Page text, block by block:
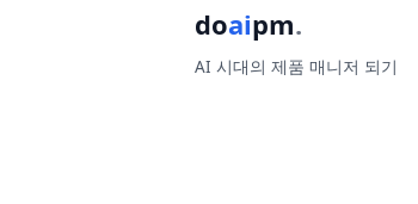
doaipm.
AI 시대의 제품 매니저 되기